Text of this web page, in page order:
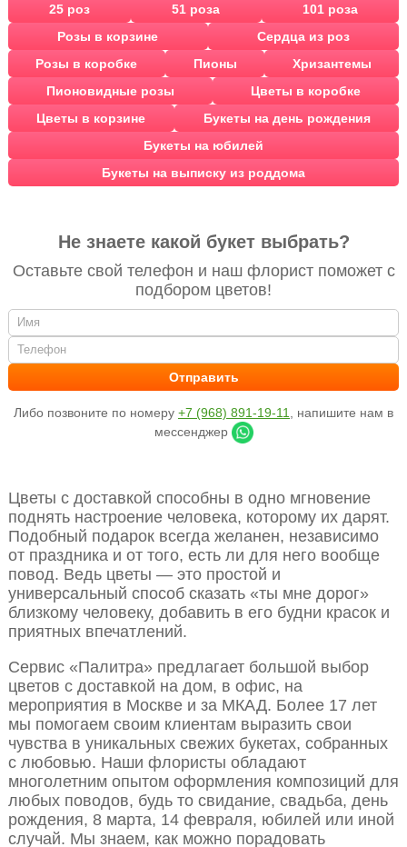
25 роз 51 роза
101 роза
Розы в корзине
Сердца из роз
Розы в коробке
Пионы
Хризантемы
Пионовидные розы
Цветы в коробке
Цветы в корзине
Букеты на день рождения
Букеты на юбилей
Букеты на выписку из роддома
Не знаете какой букет выбрать?
Оставьте свой телефон и наш флорист поможет с
подбором цветов!
Либо позвоните по номеру +7 (968) 891-19-11
, напишите нам в
мессенджер
Цветы с доставкой способны в одно мгновение
поднять настроение человека, которому их дарят.
Подобный подарок всегда желанен, независимо
от праздника и от того, есть ли для него вообще
повод. Ведь цветы — это простой и
универсальный способ сказать «ты мне дорог»
близкому человеку, добавить в его будни красок и
приятных впечатлений.
Сервис «Палитра» предлагает большой выбор
цветов с доставкой на дом, в офис, на
мероприятия в Москве и за МКАД. Более 17 лет
мы помогаем своим клиентам выразить свои
чувства в уникальных свежих букетах, собранных
с любовью. Наши флористы обладают
многолетним опытом оформления композиций для
любых поводов, будь то свидание, свадьба, день
рождения, 8 марта, 14 февраля, юбилей или иной
случай. Мы знаем, как можно порадовать